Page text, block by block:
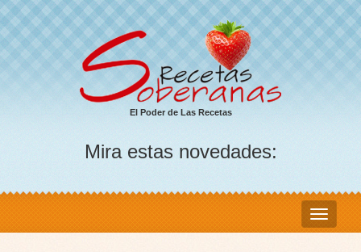
El Poder de Las Recetas
Mira estas novedades: